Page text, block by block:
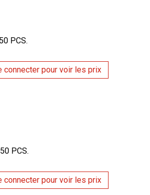
PCS.
connecter pour voir les prix
PCS.
connecter pour voir les prix